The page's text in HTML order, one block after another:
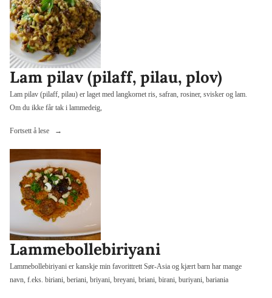
Lam pilav (pilaff, pilau, plov)
Lam pilav (pilaff, pilau) er laget med langkornet ris, safran, rosiner, svisker og lam.
Om du ikke får tak i lammedeig,
Fortsett å lese
«Lam
(pilaff,
pilau,
plov)»
Lammebollebiriyani
Lammebollebiriyani er kanskje min favorittrett Sør-Asia og kjært barn har mange
navn, f.eks. biriani, beriani, briyani, breyani, briani, birani, buriyani, bariania